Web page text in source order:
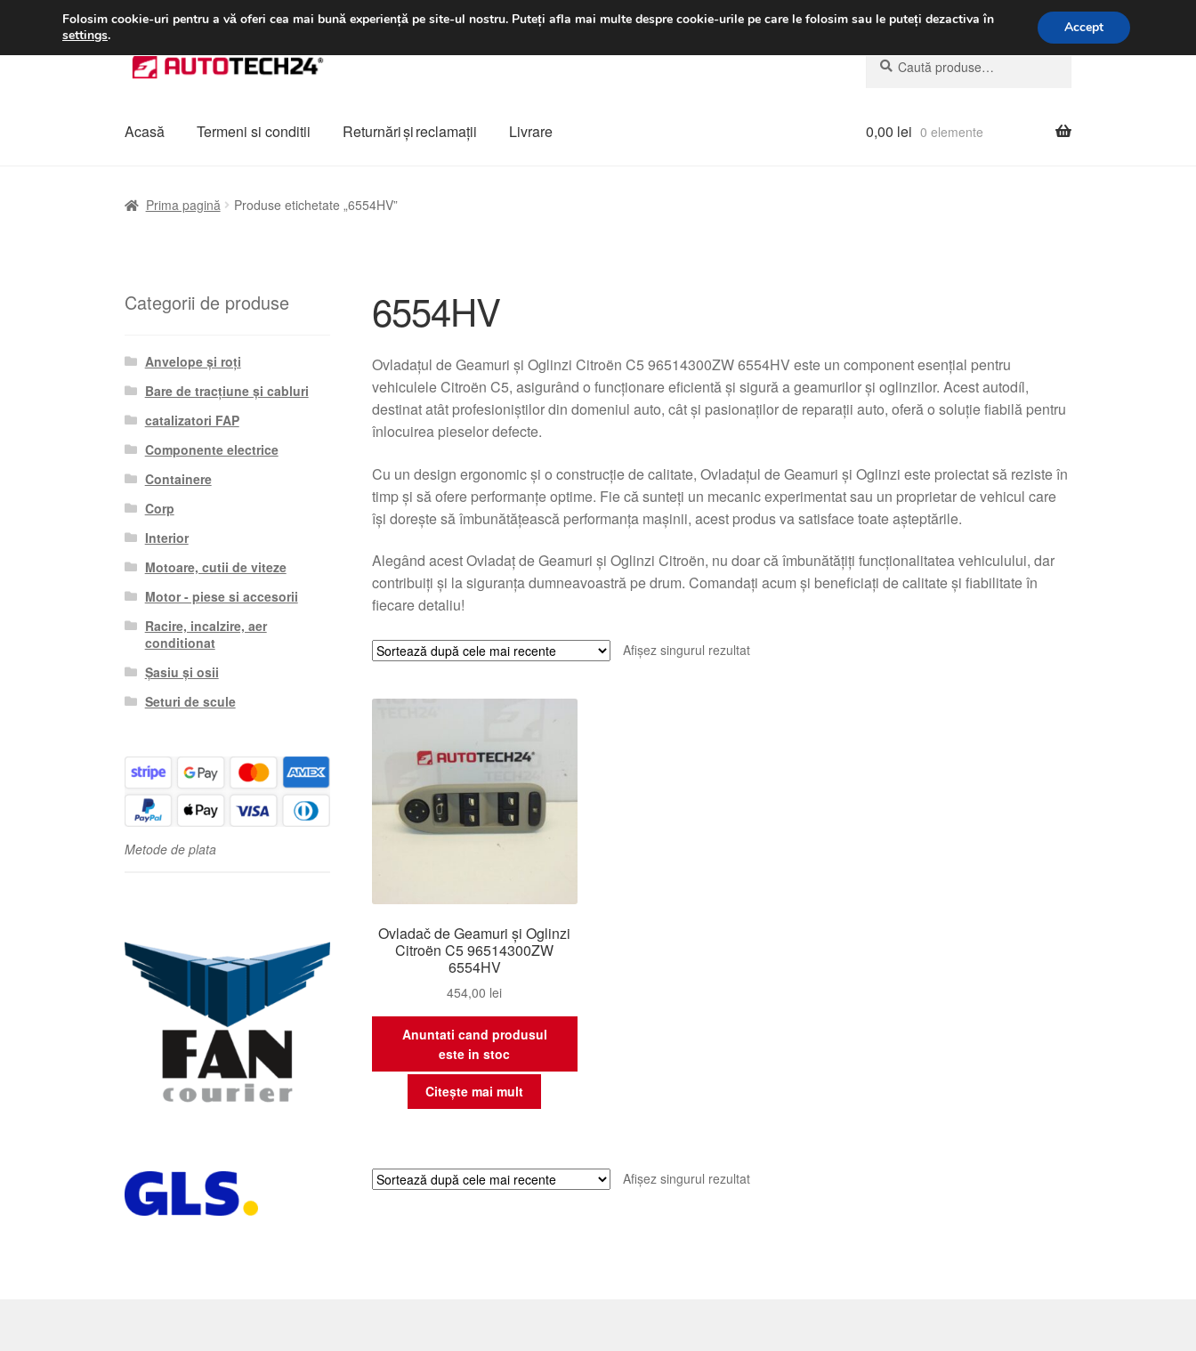
LIVRARE de la 33 lei luni-vineri 9 a.m. - 4 p.m.031 229 6816
Sari
la
Sari
la
Caută
după:
Caută
Acasă Termeni si conditii Returnări şi reclamații Livrare 0,00 lei 0 elemente
Prima pagină Produse etichetate „6554HV”
6554HV
Ovladațul de Geamuri și Oglinzi Citroën C5 96514300ZW 6554HV este un component esențial pentru
vehiculele Citroën C5, asigurând o funcționare eficientă și sigură a geamurilor și oglinzilor. Acest autodíl,
destinat atât profesioniștilor din domeniul auto, cât și pasionaților de reparații auto, oferă o soluție fiabilă pentru
înlocuirea pieselor defecte.
Cu un design ergonomic și o construcție de calitate, Ovladațul de Geamuri și Oglinzi este proiectat să reziste în
timp și să ofere performanțe optime. Fie că sunteți un mecanic experimentat sau un proprietar de vehicul care
își dorește să îmbunătățească performanța mașinii, acest produs va satisface toate așteptările.
Alegând acest Ovladaț de Geamuri și Oglinzi Citroën, nu doar că îmbunătățiți funcționalitatea vehiculului, dar
contribuiți și la siguranța dumneavoastră pe drum. Comandați acum și beneficiați de calitate și fiabilitate în
fiecare detaliu!
Afișez singurul rezultat
Ovladač de Geamuri și Oglinzi
Citroën C5 96514300ZW
6554HV
454,00 lei
Anuntati cand produsul
este in stoc
Citește mai mult
Afișez singurul rezultat
Categorii de produse
Anvelope și roți
Bare de tracțiune și cabluri
catalizatori FAP
Componente electrice
Containere
Corp
Interior
Motoare, cutii de viteze
Motor - piese si accesorii
Racire, incalzire, aer
conditionat
Șasiu și osii
Seturi de scule
Metode de plata
Folosim cookie-uri pentru a vă oferi cea mai bună experiență pe site-ul nostru. Puteți afla mai multe despre cookie-urile pe care le folosim sau le puteți dezactiva în
settings. Accept